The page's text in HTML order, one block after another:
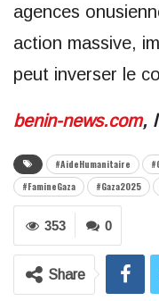
agences
action massive,
peut inverser le
benin-news.com,
#AideHumanitaire
#FamineGaza
#Gaza2025
0
353
Share